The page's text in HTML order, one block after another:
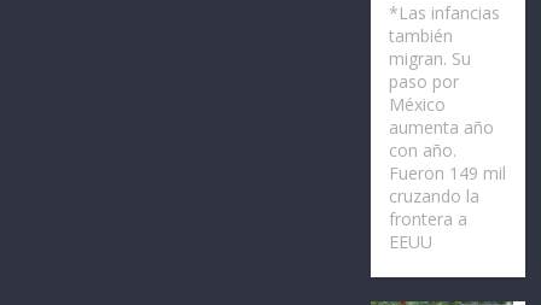
*Las infancias
también
migran. Su
paso por
México
aumenta año
con año.
Fueron 149 mil
cruzando la
frontera a
EEUU